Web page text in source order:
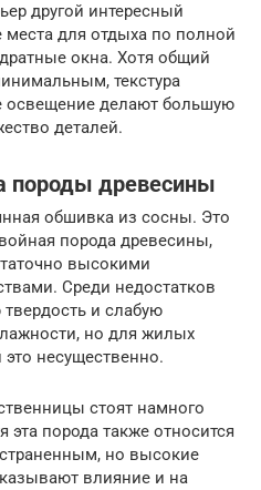
другой интересный
для отдыха по полной
окна. Хотя общий
текстура
освещение делают большую
деталей.
породы древесины
обшивка из сосны. Это
порода древесины,
высокими
Среди недостатков
и слабую
но для жилых
несущественно.
стоят намного
порода также относится
но высокие
влияние и на